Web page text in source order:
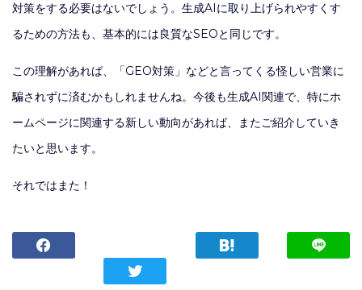
対策をする必要はないでしょう。生成AIに取り上げられやすくす
るための方法も、基本的には良質なSEOと同じです。
この理解があれば、「GEO対策」などと言ってくる怪しい営業に
騙されずに済むかもしれませんね。今後も生成AI関連で、特にホ
ームページに関連する新しい動向があれば、またご紹介していき
たいと思います。
それではまた！